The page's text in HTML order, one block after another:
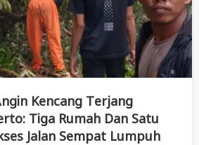
Kencang Terjang
Tiga Rumah Dan Satu
Jalan Sempat Lumpuh